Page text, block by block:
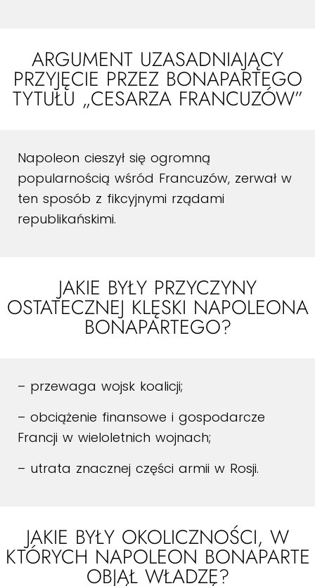
ARGUMENT UZASADNIAJĄCY
PRZYJĘCIE PRZEZ BONAPARTEGO
TYTUŁU „CESARZA FRANCUZÓW”
Napoleon cieszył się ogromną
popularnością wśród Francuzów, zerwał w
ten sposób z fikcyjnymi rządami
republikańskimi.
JAKIE BYŁY PRZYCZYNY
OSTATECZNEJ KLĘSKI NAPOLEONA
BONAPARTEGO?
– przewaga wojsk koalicji;
– obciążenie finansowe i gospodarcze
Francji w wieloletnich wojnach;
– utrata znacznej części armii w Rosji.
JAKIE BYŁY OKOLICZNOŚCI, W
KTÓRYCH NAPOLEON BONAPARTE
OBJĄŁ WŁADZĘ?